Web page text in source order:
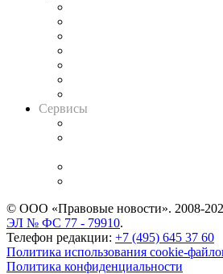
Сервисы
© ООО «Правовые новости». 2008-
ЭЛ № ФС 77 - 79910.
Телефон редакции: +7 (495) 645 37 60
Политика использования cookie-
Политика конфиденциальности